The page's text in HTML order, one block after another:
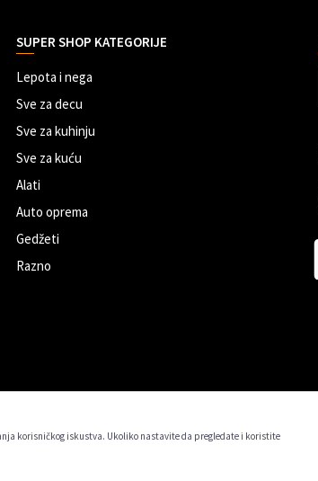
SUPER SHOP KATEGORIJE
Lepota i nega
Sve za decu
Sve za kuhinju
Sve za kuću
Alati
Auto oprema
Gedžeti
Razno
korisničkog iskustva. Ukoliko nastavite da pregledate i koristite